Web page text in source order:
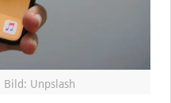
Unpslash